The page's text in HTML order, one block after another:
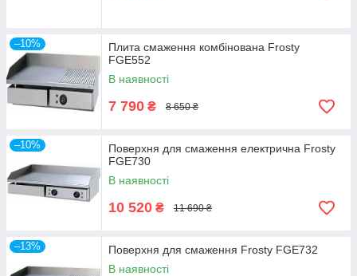
сковороди, що вимагають регулярного чищення та заміни
масла.
Купитижарильні поверхні
онлайн-каталог нашої компанії. Тут представлено
обладнання світових брендів за невисокої вартості.
–10%
Плита смаження комбінована Frosty
FGE552
В наявності
7 790 ₴ 8 650 ₴
–10%
Поверхня для смаження електрична Frosty
FGE730
В наявності
10 520 ₴ 11 690 ₴
–13%
Поверхня для смаження Frosty FGE732
В наявності